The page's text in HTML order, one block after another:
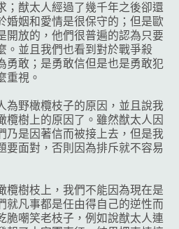
；猷太人經過了幾千年之後卻還
婚姻和愛情是很保守的；但是歐
開放的，他們很普遍的認為只要
。並且我們也看到對於戰爭殺
勇敢；是勇敢信但是也是勇敢犯
重視。
為野橄欖枝子的原因，並且說我
欖樹上的原因了。雖然猷太人因
乃是因著信而被接上去，但是我
要面對，否則因為排斥就不容易
欖樹枝上，我們不能因為現在是
就凡事都是任由得自己的逆性而
脆嘲笑老枝子，例如說猷太人連